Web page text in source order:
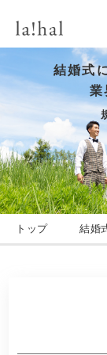
結婚式
業
トップ 結婚